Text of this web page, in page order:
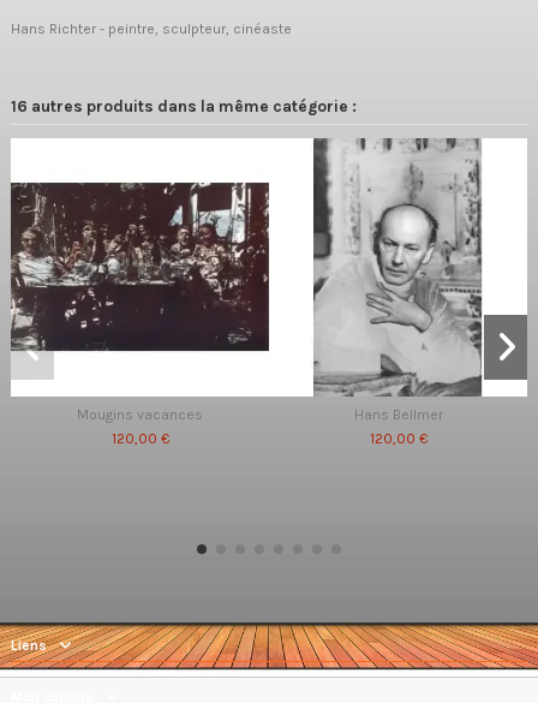
Hans Richter - peintre, sculpteur, cinéaste
16 autres produits dans la même catégorie :
Mougins vacances
120,00 €
Hans Bellmer
120,00 €
Liens